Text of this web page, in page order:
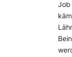
Job